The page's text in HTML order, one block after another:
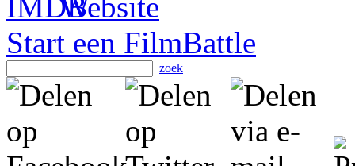
Start een FilmBattle
zoek